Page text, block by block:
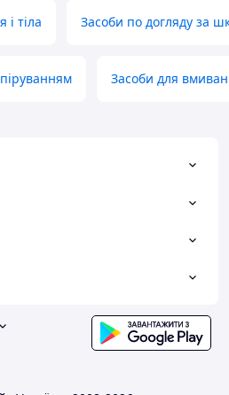
тіла Засоби по догляду за
Засоби для